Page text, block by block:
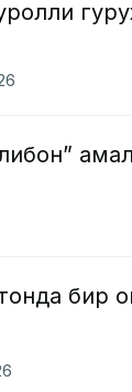
бир